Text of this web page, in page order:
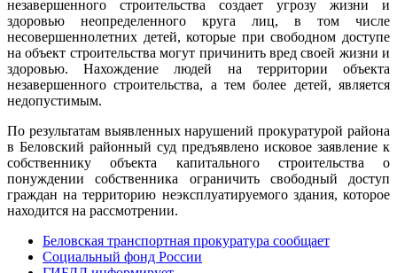
незавершенного строительства создает угрозу жизни и
здоровью неопределенного круга лиц, в том числе
несовершеннолетних детей, которые при свободном доступе
на объект строительства могут причинить вред своей жизни и
здоровью. Нахождение людей на территории объекта
незавершенного строительства, а тем более детей, является
недопустимым.
По результатам выявленных нарушений прокуратурой района
в Беловский районный суд предъявлено исковое заявление к
собственнику объекта капитального строительства о
понуждении собственника ограничить свободный доступ
граждан на территорию неэксплуатируемого здания, которое
находится на рассмотрении.
Беловская транспортная прокуратура сообщает
Социальный фонд России